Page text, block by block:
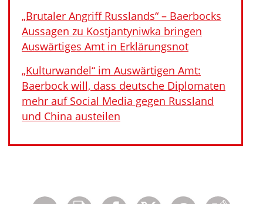
„Brutaler Angriff Russlands“ – Baerbocks
Aussagen zu Kostjantyniwka bringen
Auswärtiges Amt in Erklärungsnot
„Kulturwandel“ im Auswärtigen Amt:
Baerbock will, dass deutsche Diplomaten
mehr auf Social Media gegen Russland
und China austeilen